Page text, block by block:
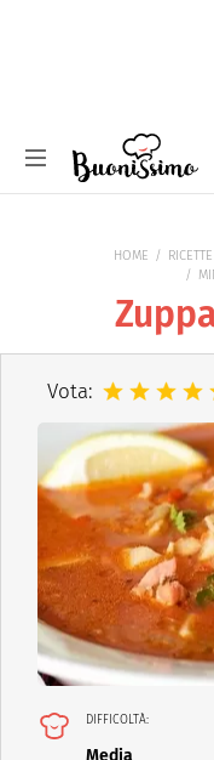
HOME RICETTE
Vota:
DIFFICOLTÀ: